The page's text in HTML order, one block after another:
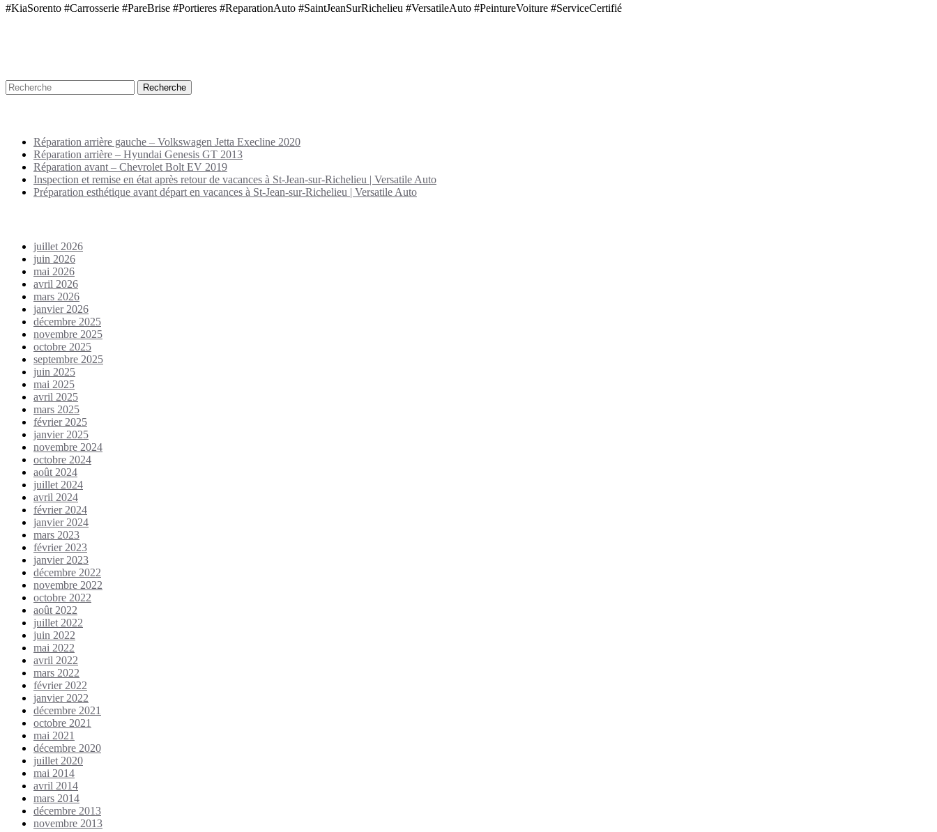
#KiaSorento #Carrosserie #PareBrise #Portieres #ReparationAuto #SaintJeanSurRichelieu #VersatileAuto #PeintureVoiture #ServiceCertifié
Réparation arrière gauche – Volkswagen Jetta Execline 2020
Réparation arrière – Hyundai Genesis GT 2013
Réparation avant – Chevrolet Bolt EV 2019
Inspection et remise en état après retour de vacances à St-Jean-sur-Richelieu | Versatile Auto
Préparation esthétique avant départ en vacances à St-Jean-sur-Richelieu | Versatile Auto
juillet 2026
juin 2026
mai 2026
avril 2026
mars 2026
janvier 2026
décembre 2025
novembre 2025
octobre 2025
septembre 2025
juin 2025
mai 2025
avril 2025
mars 2025
février 2025
janvier 2025
novembre 2024
octobre 2024
août 2024
juillet 2024
avril 2024
février 2024
janvier 2024
mars 2023
février 2023
janvier 2023
décembre 2022
novembre 2022
octobre 2022
août 2022
juillet 2022
juin 2022
mai 2022
avril 2022
mars 2022
février 2022
janvier 2022
décembre 2021
octobre 2021
mai 2021
décembre 2020
juillet 2020
mai 2014
avril 2014
mars 2014
décembre 2013
novembre 2013